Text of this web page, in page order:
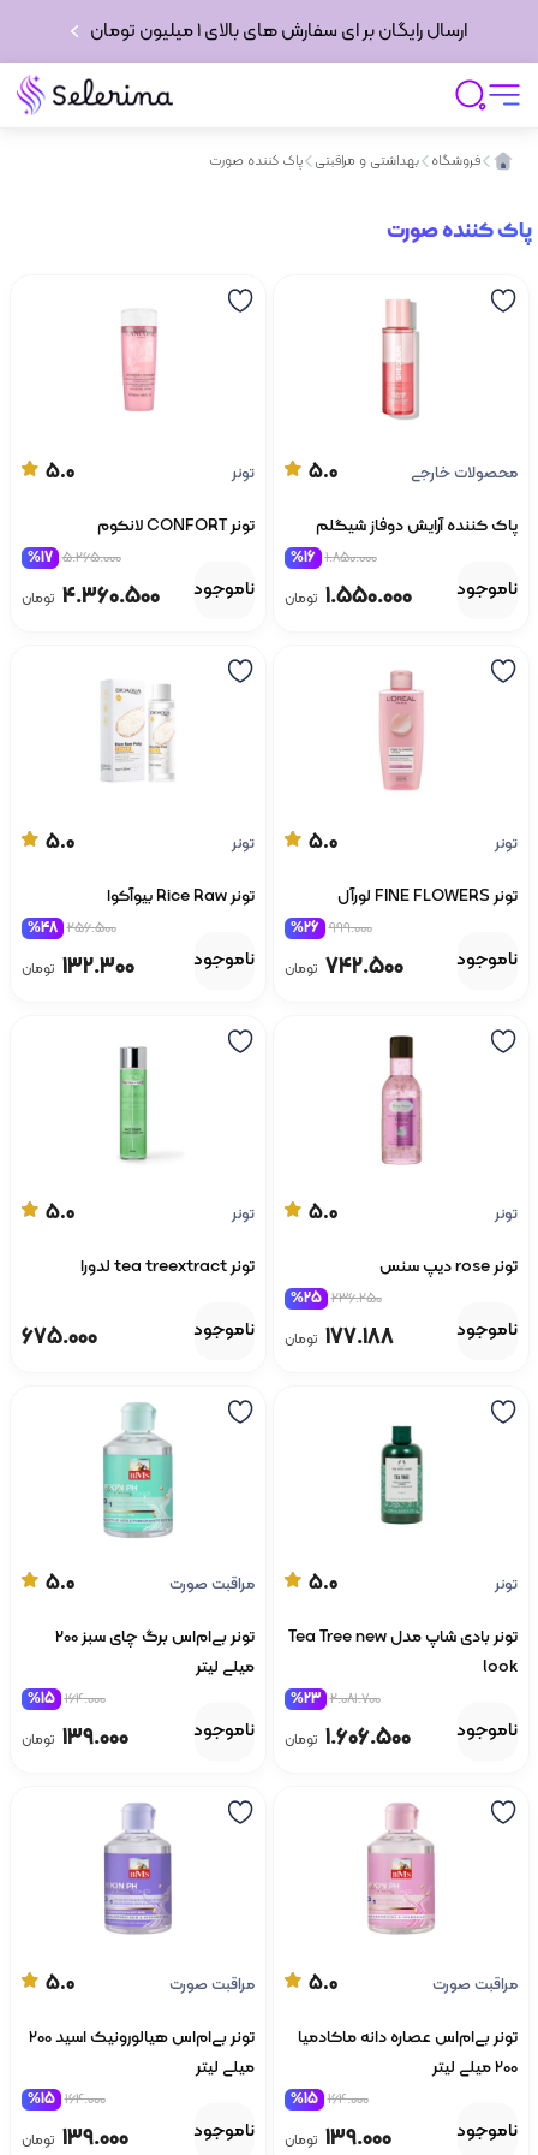
ارسال رایگان بر ای سفارش های بالای 1 میلیون تومان
فروشگاه بهداشتی و مراقبتی پاک کننده صورت
پاک کننده صورت
محصولات خارجی 5.0
پاک کننده آرایش دوفاز شیگلم
1.850.000
%16
1.550.000 تومان ناموجود
تونر 5.0
تونر CONFORT لانکوم
5.265.000
%17
4.360.500 تومان ناموجود
تونر 5.0
تونر FINE FLOWERS لورآل
999.000
%26
742.500 تومان ناموجود
تونر 5.0
تونر Rice Raw بیوآکوا
256.500
%48
132.300 تومان ناموجود
تونر 5.0
تونر rose دیپ سنس
236.250
%25
177.188 تومان ناموجود
تونر 5.0
تونر tea treextract لدورا
675.000 ناموجود
تونر 5.0
تونر بادی شاپ مدل Tea Tree new
look
2.081.700
%23
1.606.500 تومان ناموجود
مراقبت صورت 5.0
تونر بی‌ام‌اس برگ چای سبز 200
میلی لیتر
164.000
%15
139.000 تومان ناموجود
مراقبت صورت 5.0
تونر بی‌ام‌اس عصاره دانه ماکادمیا
200 میلی لیتر
164.000
%15
139.000 تومان ناموجود
مراقبت صورت 5.0
تونر بی‌ام‌اس هیالورونیک اسید 200
میلی لیتر
164.000
%15
139.000 تومان ناموجود